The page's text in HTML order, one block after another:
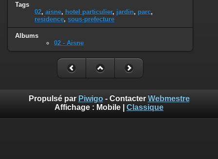
Tags
02, aisne, hotel particulier, jardin, parc,
residence, sous-prefecture
Albums
02 - Aisne
Propulsé par Piwigo- Contacter Webmestre
Affichage : Mobile Classique